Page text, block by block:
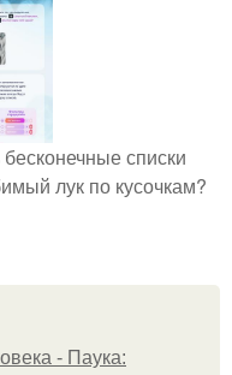
списки
лук по кусочкам?
- Паука: